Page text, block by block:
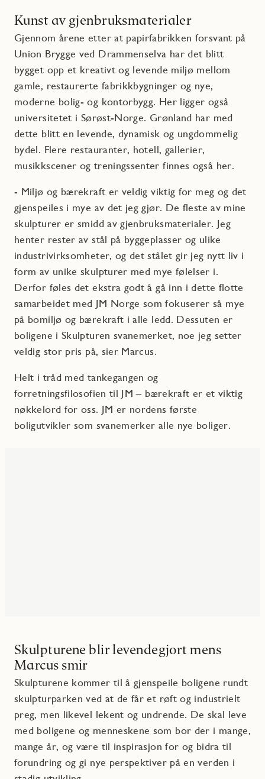
Kunst av gjenbruksmaterialer
Gjennom årene etter at papirfabrikken forsvant på
Union Brygge ved Drammenselva har det blitt
bygget opp et kreativt og levende miljø mellom
gamle, restaurerte fabrikkbygninger og nye,
moderne bolig- og kontorbygg. Her ligger også
universitetet i Sørøst-Norge. Grønland har med
dette blitt en levende, dynamisk og ungdommelig
bydel. Flere restauranter, hotell, gallerier,
musikkscener og treningssenter finnes også her.
- Miljø og bærekraft er veldig viktig for meg og det
gjenspeiles i mye av det jeg gjør. De fleste av mine
skulpturer er smidd av gjenbruksmaterialer. Jeg
henter rester av stål på byggeplasser og ulike
industrivirksomheter, og det stålet gir jeg nytt liv i
form av unike skulpturer med mye følelser i.
Derfor føles det ekstra godt å gå inn i dette flotte
samarbeidet med JM Norge som fokuserer så mye
på bomiljø og bærekraft i alle ledd. Dessuten er
boligene i Skulpturen svanemerket, noe jeg setter
veldig stor pris på, sier Marcus.
Helt i tråd med tankegangen og
forretningsfilosofien til JM – bærekraft er et viktig
nøkkelord for oss. JM er nordens første
boligutvikler som svanemerker alle nye boliger.
Skulpturene blir levendegjort mens
Marcus smir
Skulpturene kommer til å gjenspeile boligene rundt
skulpturparken ved at de får et røft og industrielt
preg, men likevel lekent og undrende. De skal leve
med boligene og menneskene som bor der i mange,
mange år, og være til inspirasjon for og bidra til
forundring og gi nye perspektiver på en verden i